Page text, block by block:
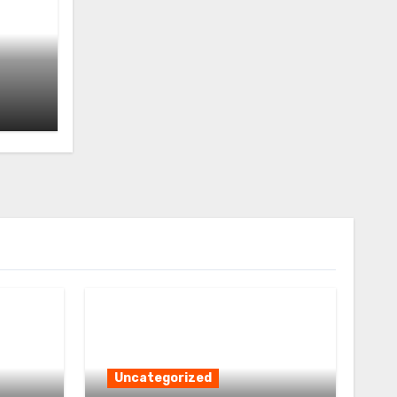
Uncategorized